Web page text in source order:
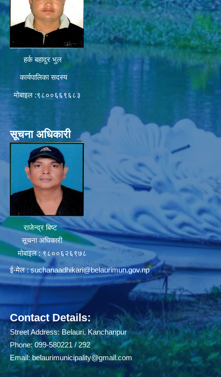
हर्क बहादुर भुल
कार्यपालिका सदस्य
मोबाइल :९८००६६९६८३
सूचना अधिकारी
राजेन्द्र बिष्ट
सूचना अधिकारी
मोबाइल : ९८००६२६९७८
ई-मेल :suchanaadhikari@belaurimun.gov.np
Contact Details:
Street Address: Belauri, Kanchanpur
Phone: 099-580221 / 292
Email:belaurimunicipality@gmail.com